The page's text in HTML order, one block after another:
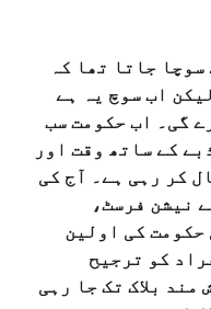
جاتا تھا کہ
اب سوچ یہ ہے
گی۔ اب حکومت سب
کے ساتھ وقت اور
کر رہی ہے۔ آج کی
نیشن فرسٹ،
حکومت کی اولین
کو ترجیح
مند بلاک تک جا رہی